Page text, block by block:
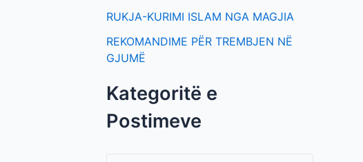
RUKJA-KURIMI ISLAM NGA MAGJIA
REKOMANDIME PËR TREMBJEN NË
GJUMË
Kategoritë e
Postimeve